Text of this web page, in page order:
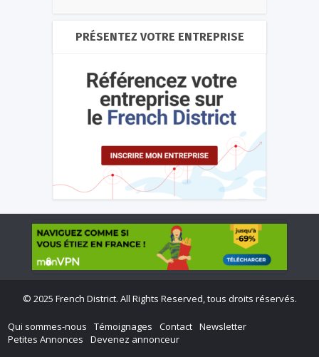
PRÉSENTEZ VOTRE ENTREPRISE
© 2025 French District. All Rights Reserved, tous droits réservés.
Qui sommes-nous Témoignages Contact Newsletter
Petites Annonces
Devenez annonceur